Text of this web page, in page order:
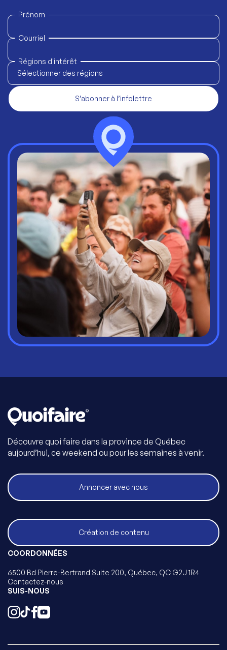
Prénom
Courriel
Régions d'intérêt
Sélectionner des régions
S’abonner à l’infolettre
Découvre quoi faire dans la province de Québec
aujourd’hui, ce weekend ou pour les semaines à venir.
Annoncer avec nous
Création de contenu
COORDONNÉES
6500 Bd Pierre-Bertrand Suite 200, Québec, QC G2J 1R4
Contactez-nous
SUIS-NOUS